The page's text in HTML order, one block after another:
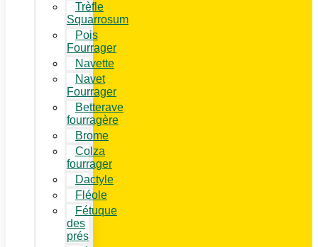
Trèfle
Squarrosum
Pois
Fourrager
Navette
Navet
Fourrager
Betterave
fourragère
Brome
Colza
fourrager
Dactyle
Fléole
Fétuque
des
prés